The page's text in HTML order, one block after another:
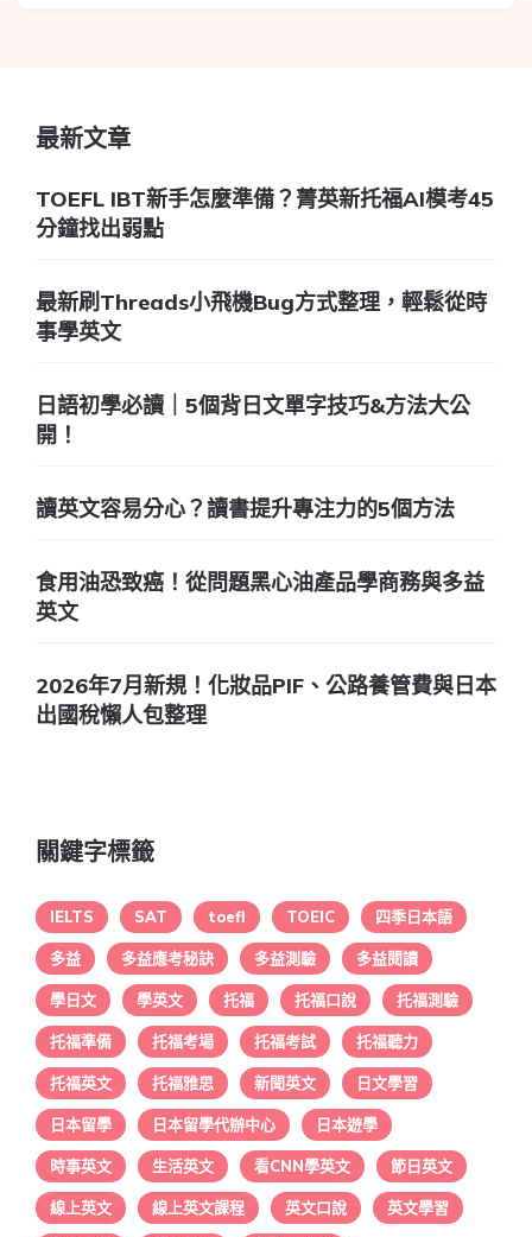
最新文章
TOEFL IBT新手怎麼準備？菁英新托福AI模考45
分鐘找出弱點
最新刷Threads小飛機Bug方式整理，輕鬆從時
事學英文
日語初學必讀｜5個背日文單字技巧&方法大公
開！
讀英文容易分心？讀書提升專注力的5個方法
食用油恐致癌！從問題黑心油產品學商務與多益
英文
2026年7月新規！化妝品PIF、公路養管費與日本
出國稅懶人包整理
關鍵字標籤
IELTS SAT toefl TOEIC 四季日本語
多益 多益應考秘訣 多益測驗 多益閱讀
學日文 學英文 托福 托福口說 托福測驗
托福準備 托福考場 托福考試 托福聽力
托福英文 托福雅思 新聞英文 日文學習
日本留學 日本留學代辦中心 日本遊學
時事英文 生活英文 看CNN學英文 節日英文
線上英文 線上英文課程 英文口說 英文學習